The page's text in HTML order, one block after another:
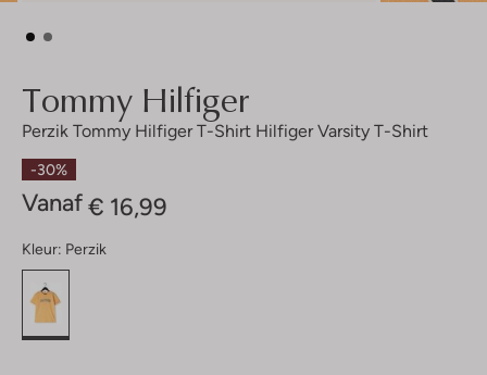
Tommy Hilfiger
Perzik Tommy Hilfiger T-Shirt Hilfiger Varsity T-Shirt
-30%
Vanaf € 16,99
Kleur: Perzik